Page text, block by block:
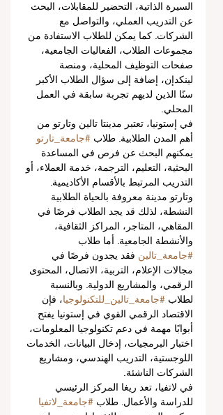
السيرة الذاتية، التحضير للمقابلات، البحث
عن التدريب العملي، والتواصل مع
الشركات. كما يمكن للطلاب الاستفادة من
مجموعات الطلاب، الفعاليات الجامعية،
صفحات التوظيف المحلية، ومنصة
لينكدإن، إضافة إلى سؤال الطلاب الأكبر
سنًا الذين لديهم تجربة سابقة في العمل
المحلي.
في إستونيا، تعتبر مدينتا تالين وتارتو من
أهم المدن الطلابية. طلاب #جامعة_تارتو
يمكنهم البحث عن فرص في المساعدة
البحثية، التعليم، الترجمة، خدمة العملاء، أو
التدريب المرتبط بالأقسام الأكاديمية.
وتارتو مدينة معروفة بالحياة الطلابية
النشطة، لذلك قد يجد الطلاب فرصًا في
المقاهي، المتاجر، المراكز الثقافية،
والأنشطة الجامعية. أما طلاب
#جامعة_تالين فقد يجدون فرصًا في
مجالات الإعلام، التربية، الاتصال، المحتوى
الرقمي، والمشاريع الدولية. وبالنسبة
لطلاب #جامعة_تالين_للتكنولوجيا، فإن
الاقتصاد الرقمي القوي في إستونيا يفتح
أبوابًا مهمة في دعم تكنولوجيا المعلومات،
اختبار البرمجيات، إدخال البيانات، الخدمات
اللوجستية، التدريب الهندسي، ومشاريع
الشركات الناشئة.
في لاتفيا، تعد ريغا المركز الرئيسي
للدراسة والأعمال. طلاب #جامعة_لاتفيا